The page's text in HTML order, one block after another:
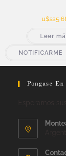
u$s
Leer
NOTIFICARME
Pongase